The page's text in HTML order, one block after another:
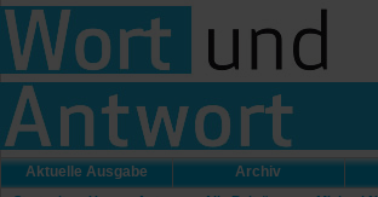
Aktuelle Ausgabe Archiv